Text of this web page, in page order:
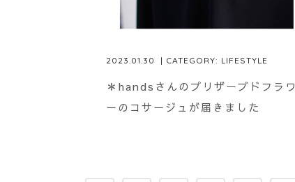
2023.01.30 | CATEGORY: LIFESTYLE
＊handsさんのプリザーブドフラワ
ーのコサージュが届きました